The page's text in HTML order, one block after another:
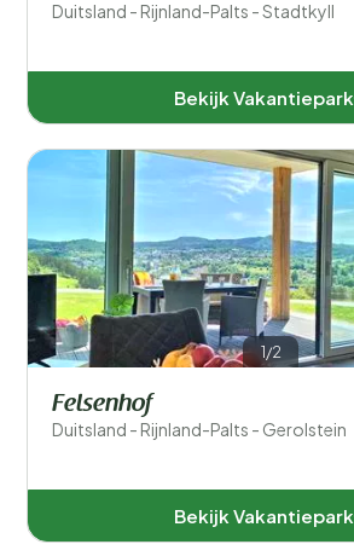
Duitsland - Rijnland-Palts - Stadtkyll
Bekijk Vakantiepark
1/2
Felsenhof
Duitsland - Rijnland-Palts - Gerolstein
Bekijk Vakantiepark